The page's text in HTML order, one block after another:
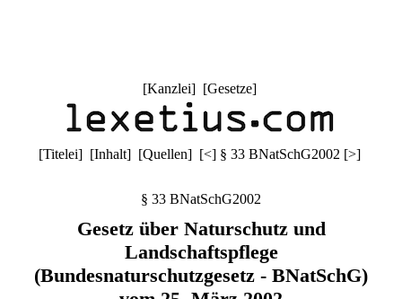
[Kanzlei] [Gesetze]
[Titelei] [Inhalt] [Quellen] [<] § 33 BNatSchG2002 [>]
§ 33 BNatSchG2002
Gesetz über Naturschutz und
Landschaftspflege
(Bundesnaturschutzgesetz - BNatSchG)